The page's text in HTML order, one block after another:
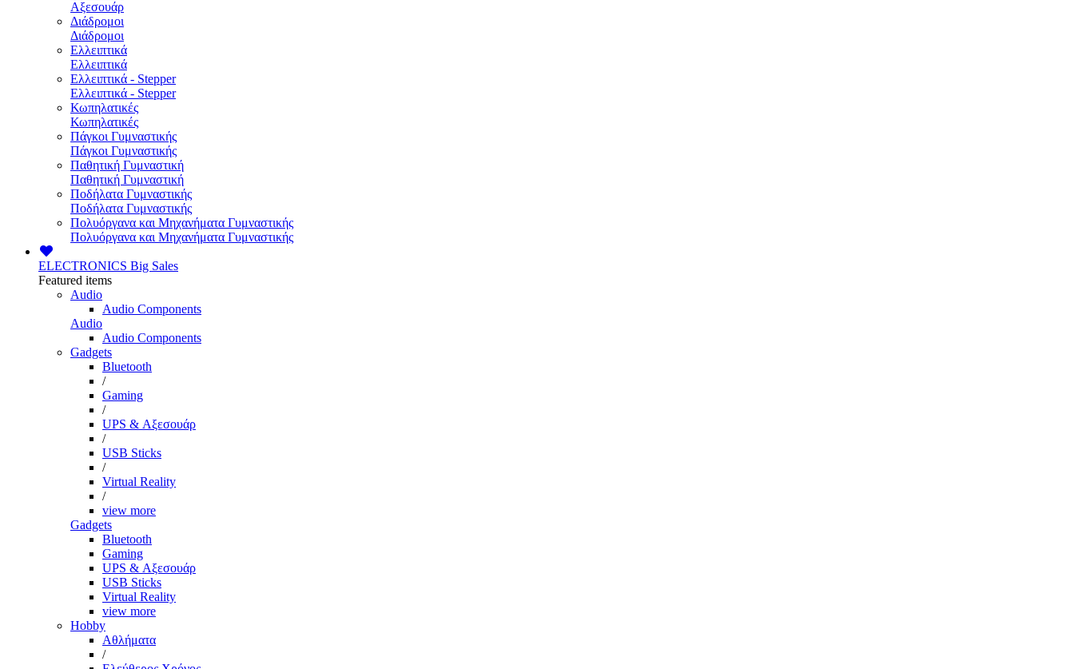
Αξεσουάρ
Διάδρομοι
Διάδρομοι
Ελλειπτικά
Ελλειπτικά
Ελλειπτικά - Stepper
Ελλειπτικά - Stepper
Κωπηλατικές
Κωπηλατικές
Πάγκοι Γυμναστικής
Πάγκοι Γυμναστικής
Παθητική Γυμναστική
Παθητική Γυμναστική
Ποδήλατα Γυμναστικής
Ποδήλατα Γυμναστικής
Πολυόργανα και Μηχανήματα Γυμναστικής
Πολυόργανα και Μηχανήματα Γυμναστικής
ELECTRONICS Big Sales
Featured items
Audio
Audio Components
Audio
Audio Components
Gadgets
Bluetooth
/
Gaming
/
UPS & Αξεσουάρ
/
USB Sticks
/
Virtual Reality
/
view more
Gadgets
Bluetooth
Gaming
UPS & Αξεσουάρ
USB Sticks
Virtual Reality
view more
Hobby
Αθλήματα
/